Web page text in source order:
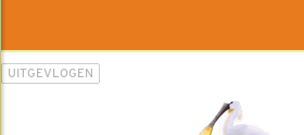
UITGEVLOGEN